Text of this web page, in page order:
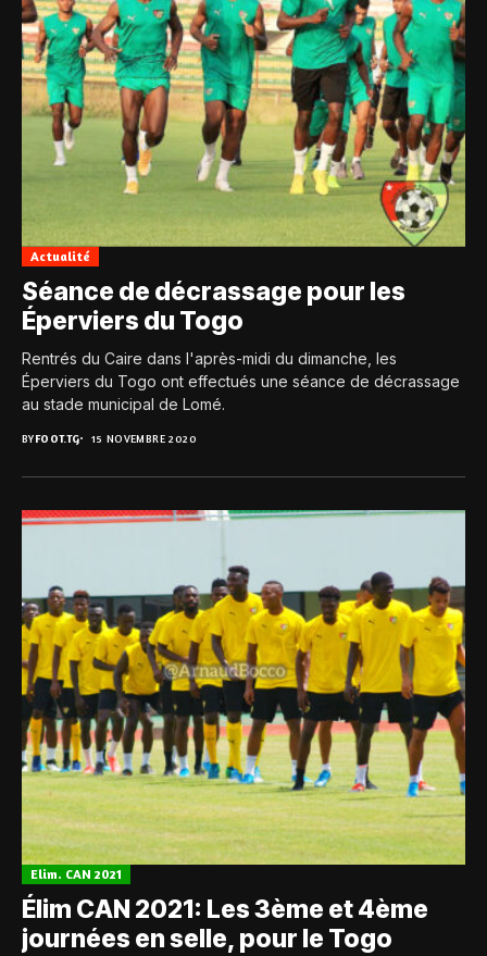
Actualité
Séance de décrassage pour les
Éperviers du Togo
Rentrés du Caire dans l'après-midi du dimanche, les
Éperviers du Togo ont effectués une séance de décrassage
au stade municipal de Lomé.
BYFOOT.TG 15 NOVEMBRE 2020
Elim. CAN 2021
Élim CAN 2021: Les 3ème et 4ème
journées en selle, pour le Togo